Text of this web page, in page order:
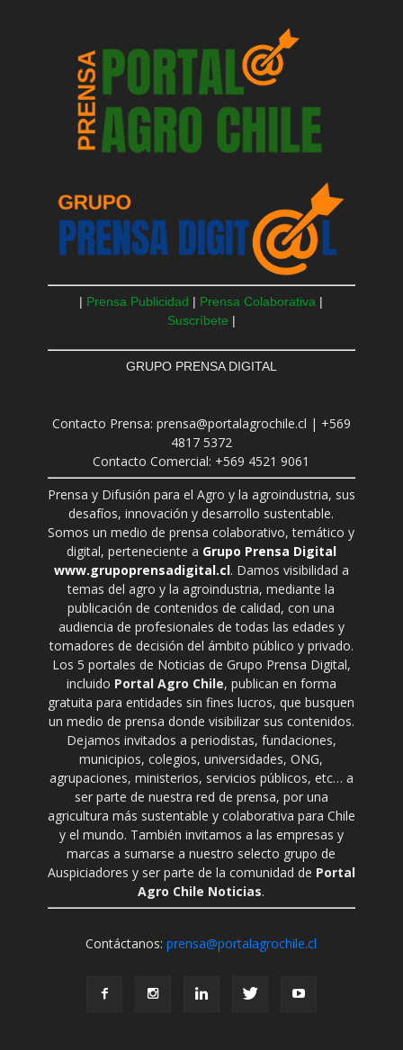
| Prensa Publicidad | Prensa Colaborativa |
Suscríbete |
GRUPO PRENSA DIGITAL
Contacto Prensa: prensa@portalagrochile.cl | +569
4817 5372
Contacto Comercial: +569 4521 9061
Prensa y Difusión para el Agro y la agroindustria, sus
desafíos, innovación y desarrollo sustentable.
Somos un medio de prensa colaborativo, temático y
digital, perteneciente a Grupo Prensa Digital
www.grupoprensadigital.cl. Damos visibilidad a
temas del agro y la agroindustria, mediante la
publicación de contenidos de calidad, con una
audiencia de profesionales de todas las edades y
tomadores de decisión del ámbito público y privado.
Los 5 portales de Noticias de Grupo Prensa Digital,
incluido Portal Agro Chile, publican en forma
gratuita para entidades sin fines lucros, que busquen
un medio de prensa donde visibilizar sus contenidos.
Dejamos invitados a periodistas, fundaciones,
municipios, colegios, universidades, ONG,
agrupaciones, ministerios, servicios públicos, etc… a
ser parte de nuestra red de prensa, por una
agricultura más sustentable y colaborativa para Chile
y el mundo. También invitamos a las empresas y
marcas a sumarse a nuestro selecto grupo de
Auspiciadores y ser parte de la comunidad de Portal
Agro Chile Noticias.
Contáctanos:prensa@portalagrochile.cl